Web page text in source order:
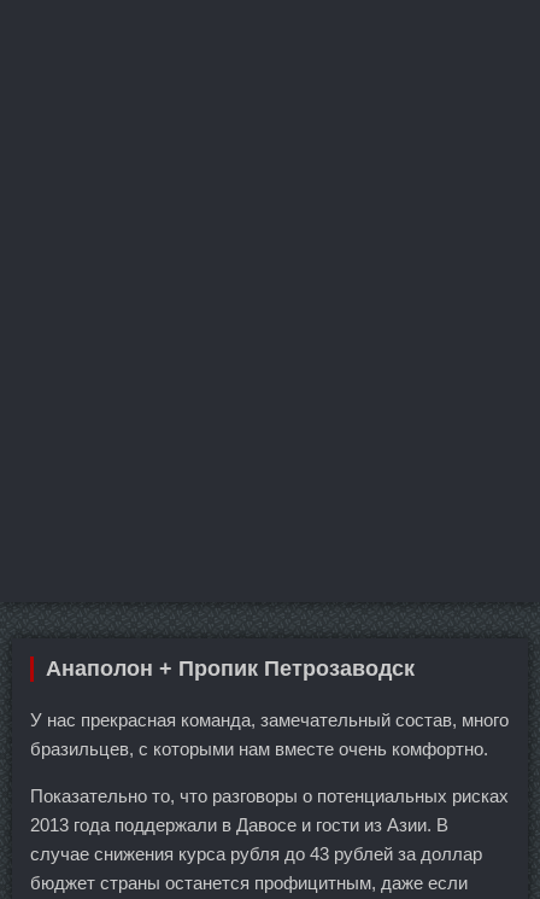
Анаполон + Пропик Петрозаводск
У нас прекрасная команда, замечательный состав, много
бразильцев, с которыми нам вместе очень комфортно.
Показательно то, что разговоры о потенциальных рисках
2013 года поддержали в Давосе и гости из Азии. В
случае снижения курса рубля до 43 рублей за доллар
бюджет страны останется профицитным, даже если